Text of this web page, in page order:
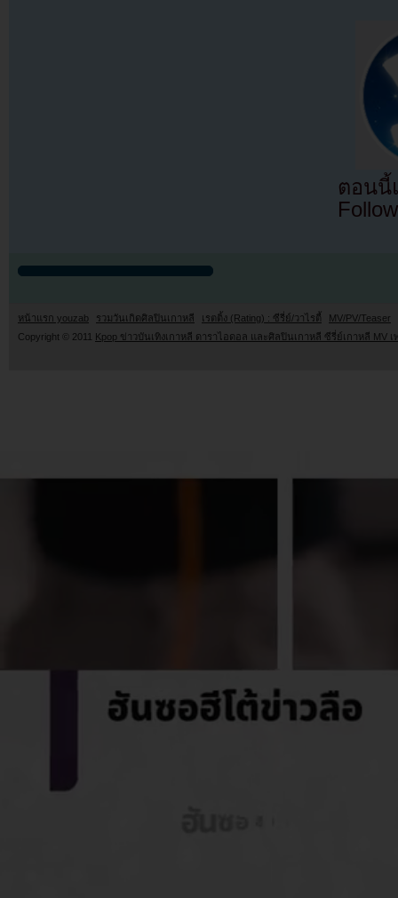
ตอนนี้
หน้าแรก youzab รวมวันเกิดศิลปินเกาหลี เรตติ้ง (Rating) : ซีรี่ย์/วาไรตี้
MV/PV/Teaser
Copyright © 2011 Kpop ข่าวบันเทิงเกาหลี ดาราไอดอล และศิลปินเกาหลี ซีรี่ย์เกาหลี MV